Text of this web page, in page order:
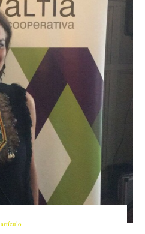
artículo